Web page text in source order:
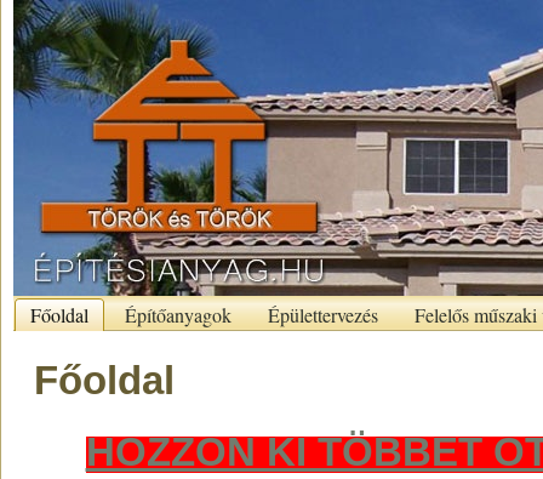
Főoldal Építőanyagok Épülettervezés Felelős műszaki
Főoldal
HOZZON KI TÖBBET